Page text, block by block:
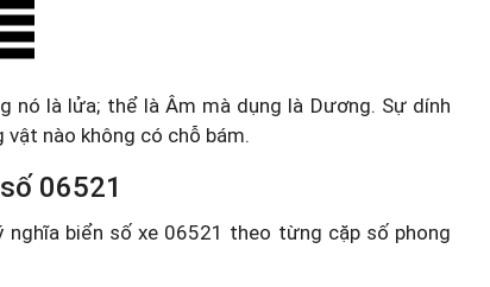
nó là lửa; thể là Âm mà dụng là Dương. Sự dính
nào không có chỗ bám.
06521
nghĩa biển số xe 06521 theo từng cặp số phong